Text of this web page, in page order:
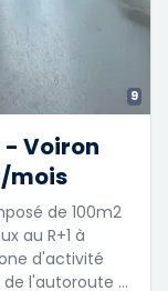
9
Voiron
mois
de 100m2
au R+1 à
d'activité
l'autoroute …